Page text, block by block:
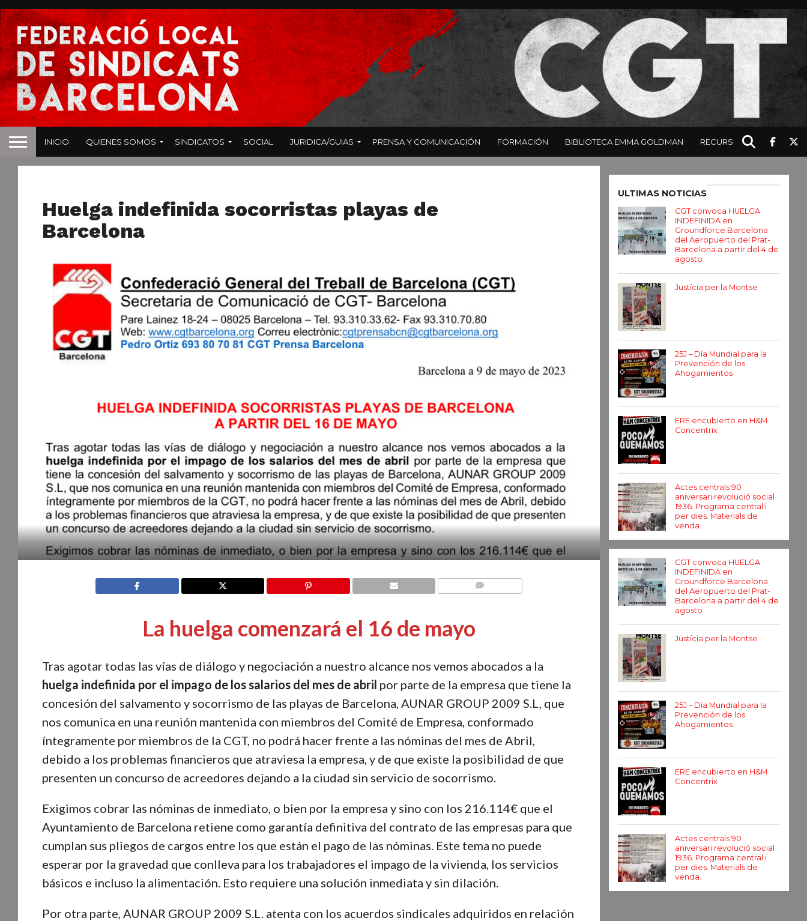
INICIO QUIENES SOMOS SINDICATOS SOCIAL JURIDICA/GUIAS PRENSA Y COMUNICACIÓN FORMACIÓN BIBLIOTECA EMMA GOLDMAN RECURSOS
Huelga indefinida socorristas playas de
Barcelona
La huelga comenzará el 16 de mayo
Tras agotar todas las vías de diálogo y negociación a nuestro alcance nos vemos abocados a la
huelga indefinida por el impago de los salarios del mes de abril por parte de la empresa que tiene la
concesión del salvamento y socorrismo de las playas de Barcelona, AUNAR GROUP 2009 S.L, que
nos comunica en una reunión mantenida con miembros del Comité de Empresa, conformado
íntegramente por miembros de la CGT, no podrá hacer frente a las nóminas del mes de Abril,
debido a los problemas financieros que atraviesa la empresa, y de que existe la posibilidad de que
presenten un concurso de acreedores dejando a la ciudad sin servicio de socorrismo.
Exigimos cobrar las nóminas de inmediato, o bien por la empresa y sino con los 216.114€ que el
Ayuntamiento de Barcelona retiene como garantía definitiva del contrato de las empresas para que
cumplan sus pliegos de cargos entre los que están el pago de las nóminas. Este tema no puede
esperar por la gravedad que conlleva para los trabajadores el impago de la vivienda, los servicios
básicos e incluso la alimentación. Esto requiere una solución inmediata y sin dilación.
Por otra parte, AUNAR GROUP 2009 S.L. atenta con los acuerdos sindicales adquiridos en relación
ULTIMAS NOTICIAS
CGT convoca HUELGA
INDEFINIDA en
Groundforce Barcelona
del Aeropuerto del Prat-
Barcelona a partir del 4 de
agosto
Justícia per la Montse
25J – Día Mundial para la
Prevención de los
Ahogamientos
ERE encubierto en H&M
Concentrix
Actes centrals 90
aniversari revolució social
1936. Programa central i
per dies. Materials de
venda.
CGT convoca HUELGA
INDEFINIDA en
Groundforce Barcelona
del Aeropuerto del Prat-
Barcelona a partir del 4 de
agosto
Justícia per la Montse
25J – Día Mundial para la
Prevención de los
Ahogamientos
ERE encubierto en H&M
Concentrix
Actes centrals 90
aniversari revolució social
1936. Programa central i
per dies. Materials de
venda.